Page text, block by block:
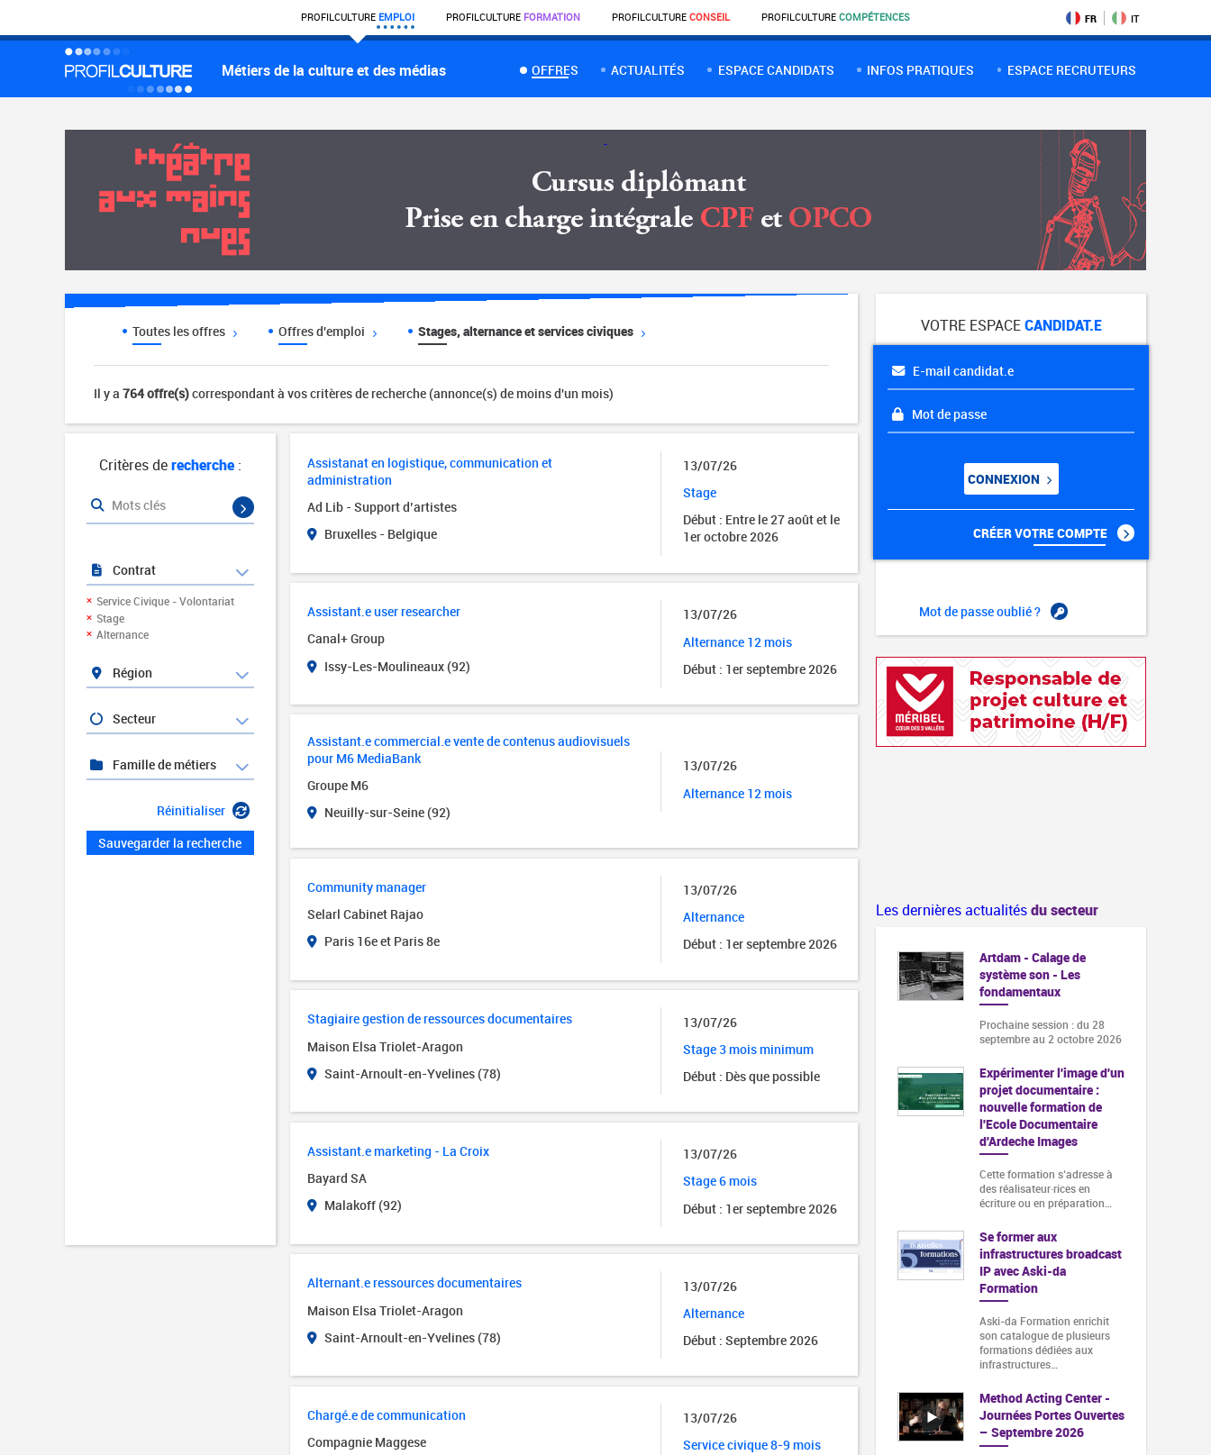
PROFILCULTURE EMPLOI PROFILCULTURE FORMATION PROFILCULTURE CONSEIL PROFILCULTURE COMPÉTENCES FR IT
Métiers de la culture et des médias OFFRES ACTUALITÉS ESPACE CANDIDATS INFOS PRATIQUES ESPACE RECRUTEURS
Toutes les offres Offres d'emploi Stages, alternance et services civiques
Il y a 764 offre(s)correspondant à vos critères de recherche (annonce(s) de moins d'un mois)
Assistanat en logistique, communication et
administration
Ad Lib - Support d’artistes
Bruxelles - Belgique
13/07/26
Stage
Début : Entre le 27 août et le
1er octobre 2026
Assistant.e user researcher
Canal+ Group
Issy-Les-Moulineaux (92)
13/07/26
Alternance 12 mois
Début : 1er septembre 2026
Assistant.e commercial.e vente de contenus audiovisuels
pour M6 MediaBank
Groupe M6
Neuilly-sur-Seine (92)
13/07/26
Alternance 12 mois
Community manager
Selarl Cabinet Rajao
Paris 16e et Paris 8e
13/07/26
Alternance
Début : 1er septembre 2026
Stagiaire gestion de ressources documentaires
Maison Elsa Triolet-Aragon
Saint-Arnoult-en-Yvelines (78)
13/07/26
Stage 3 mois minimum
Début : Dès que possible
Assistant.e marketing - La Croix
Bayard SA
Malakoff (92)
13/07/26
Stage 6 mois
Début : 1er septembre 2026
Alternant.e ressources documentaires
Maison Elsa Triolet-Aragon
Saint-Arnoult-en-Yvelines (78)
13/07/26
Alternance
Début : Septembre 2026
Chargé.e de communication
Compagnie Maggese
13/07/26
Service civique 8-9 mois
Critères derecherche:
Mots clés
Contrat
Service Civique - Volontariat
Stage
Alternance
Région
Secteur
Famille de métiers
Réinitialiser
Sauvegarder la recherche
VOTRE ESPACECANDIDAT.E
E-mail candidat.e
Mot de passe
CONNEXION
CRÉER VOTRE COMPTE
Mot de passe oublié ?
Les dernières actualitésdu secteur
Artdam - Calage de
système son - Les
fondamentaux
Prochaine session : du 28
septembre au 2 octobre 2026
Expérimenter l'image d'un
projet documentaire :
nouvelle formation de
l'Ecole Documentaire
d'Ardeche Images
Cette formation s‘adresse à
des réalisateur·rices en
écriture ou en préparation…
Se former aux
infrastructures broadcast
IP avec Aski-da
Formation
Aski-da Formation enrichit
son catalogue de plusieurs
formations dédiées aux
infrastructures…
Method Acting Center -
Journées Portes Ouvertes
– Septembre 2026